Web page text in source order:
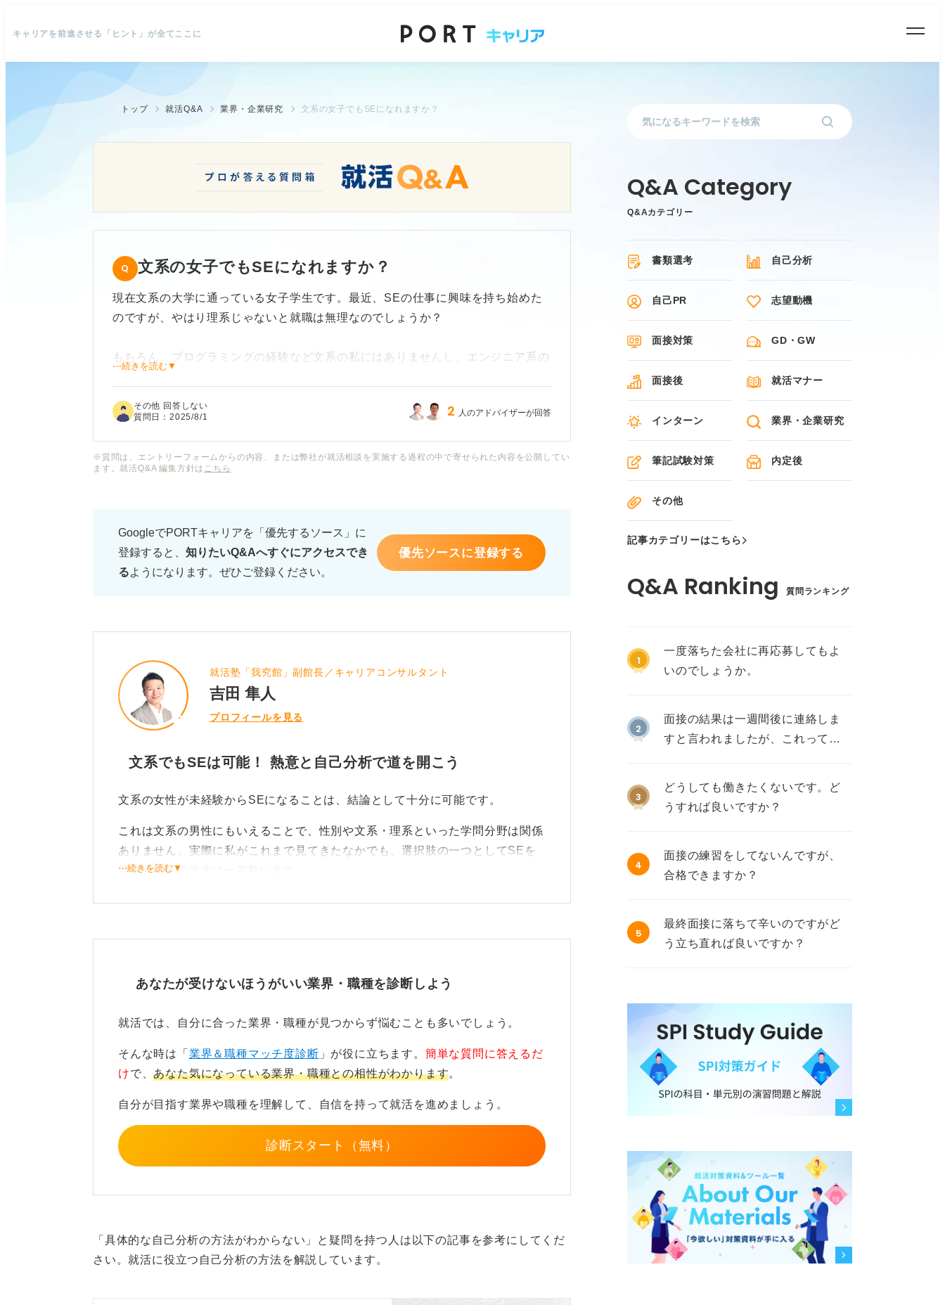
キャリアを前進させる「ヒント」が全てここに
トップ 就活Q&A 業界・企業研究 文系の女子でもSEになれますか？
文系の女子でもSEになれますか？
現在文系の大学に通っている女子学生です。最近、SEの仕事に興味を持ち始めた
のですが、やはり理系じゃないと就職は無理なのでしょうか？
もちろん、プログラミングの経験など文系の私にはありませんし、エンジニア系の
必要なスキルや勉強方法、企業選びや就活の方法など、文系女子がSEを目指すう
⋯続きを読む▼
その他 回答しない
質問日：2025/8/1 2 人のアドバイザーが回答
※質問は、エントリーフォームからの内容、または弊社が就活相談を実施する過程の中で寄せられた内容を公開してい
ます。就活Q&A 編集方針は こちら
GoogleでPORTキャリアを「優先するソース」に
登録すると、 知りたいQ&Aへすぐにアクセスでき
るようになります。ぜひご登録ください。
優先ソースに登録する
就活塾「我究館」副館長／キャリアコンサルタント
吉田 隼人
プロフィールを見る
文系でもSEは可能！ 熱意と自己分析で道を開こう
文系の女性が未経験からSEになることは、結論として十分に可能です。
これは文系の男性にもいえることで、性別や文系・理系といった学問分野は関係
ありません。実際に私がこれまで見てきたなかでも、選択肢の一つとしてSEを
目指す文系の学生は一定数います。
ただ、新卒の段階では、いわゆる総合職や一般職といった職種に進む人のほうが
備が何よりも重要です。
自己分析の深さが重要！ 強みと適性を客観的な言葉で示してアピー
ル
を深掘りし、自身のどのような強みや適性がSEという職務に合っているのか
を、具体的に言語化しなくてはなりません。
SEに対する適性がどこまであるのかをしっかりと自分の言葉で語れなければ、
⋯続きを読む▼
あなたが受けないほうがいい業界・職種を診断しよう
就活では、自分に合った業界・職種が見つからず悩むことも多いでしょう。
そんな時は「 業界＆職種マッチ度診断 」が役に立ちます。 簡単な質問に答えるだ
けで、あなた気になっている業界・職種との相性がわかります。
自分が目指す業界や職種を理解して、自信を持って就活を進めましょう。
診断スタート（無料）
「具体的な自己分析の方法がわからない」と疑問を持つ人は以下の記事を参考にしてくだ
さい。就活に役立つ自己分析の方法を解説しています。
Q&Aカテゴリー
書類選考 自己分析
自己PR 志望動機
面接対策 GD・GW
面接後 就活マナー
インターン 業界・企業研究
筆記試験対策 内定後
その他
記事カテゴリーはこちら
質問ランキング
1
一度落ちた会社に再応募してもよ
いのでしょうか。
2
面接の結果は一週間後に連絡しま
すと言われましたが、これって不
3
どうしても働きたくないです。ど
うすれば良いですか？
4
面接の練習をしてないんですが、
合格できますか？
5
最終面接に落ちて辛いのですがど
う立ち直れば良いですか？